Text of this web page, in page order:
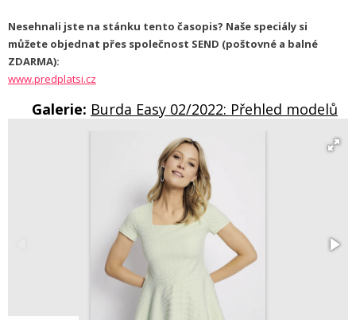
Nesehnali jste na stánku tento časopis? Naše speciály si
můžete objednat přes společnost SEND (poštovné a balné
ZDARMA):
www.predplatsi.cz
Galerie: Burda Easy 02/2022: Přehled modelů